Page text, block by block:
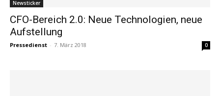
Newsticker
CFO-Bereich 2.0: Neue Technologien, neue
Aufstellung
Pressedienst - 7. März 2018 0